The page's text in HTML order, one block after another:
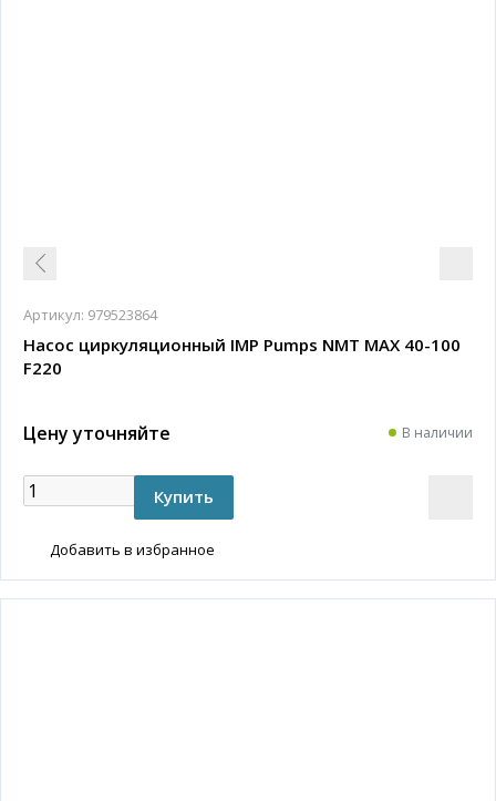
Артикул: 979523864
Насос циркуляционный IMP Pumps NMT MAX 40-100
F220
Цену уточняйте В наличии
Добавить в избранное